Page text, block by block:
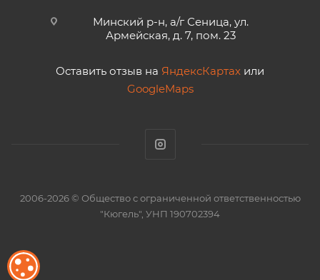
Минский р-н, а/г Сеница, ул.
Армейская, д. 7, пом. 23
Оставить отзыв на ЯндексКартах или
GoogleMaps
2006-2026 © Общество с ограниченной ответственностью
"Кюгель", УНП 190702394
ОБРАБОТКА ФАЙЛОВ COOKIE